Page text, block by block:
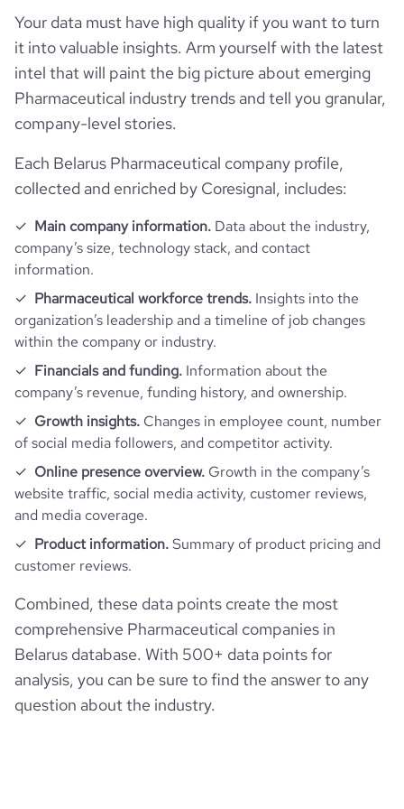
size_range 1001-5000 employees
employees_count 1981
hq_country_iso2 BY
hq_country_iso3 BLR
hq_location
hq_full_address
followers_count_professional_network 38355
Technographics
num_technologies_used
Company websites and social media
website https://www.msd.de
professional_network_url
https://www.professional-
network.com/company/msd-
sharp-%26-dohme-gmbh
financial_website_url
https://www.financial-
website.com/organization/msd-sharp-
Website traffic
rank_global
rank_country 103647
average_visit_duration_seconds
company_employee_reviews_count
company_employee_reviews_aggregate_score
Workforce trends
active_job_postings_count 30
Your data must have high quality if you want to turn
it into valuable insights. Arm yourself with the latest
intel that will paint the big picture about emerging
Pharmaceutical industry trends and tell you granular,
company-level stories.
Each Belarus Pharmaceutical company profile,
collected and enriched by Coresignal, includes:
Main company information. Data about the industry,
company’s size, technology stack, and contact
information.
Pharmaceutical workforce trends. Insights into the
organization’s leadership and a timeline of job changes
within the company or industry.
Financials and funding. Information about the
company’s revenue, funding history, and ownership.
Growth insights. Changes in employee count, number
of social media followers, and competitor activity.
Online presence overview. Growth in the company’s
website traffic, social media activity, customer reviews,
and media coverage.
Product information.Summary of product pricing and
customer reviews.
Combined, these data points create the most
comprehensive Pharmaceutical companies in
Belarus database. With 500+ data points for
analysis, you can be sure to find the answer to any
question about the industry.